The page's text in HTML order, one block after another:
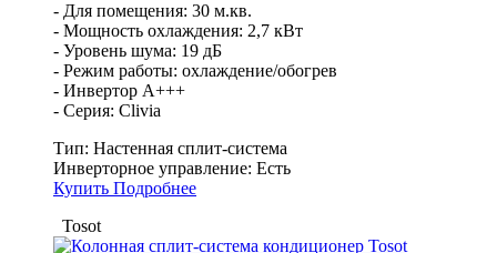
- Для помещения: 30 м.кв.
- Мощность охлаждения: 2,7 кВт
- Уровень шума: 19 дБ
- Режим работы: охлаждение/обогрев
- Инвертор A+++
- Серия: Clivia
Тип: Настенная сплит-система
Инверторное управление: Есть
Купить Подробнее
Tosot